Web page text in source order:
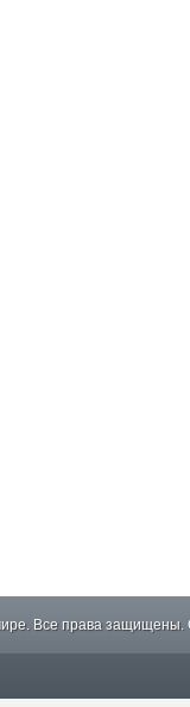
Все права защищены.